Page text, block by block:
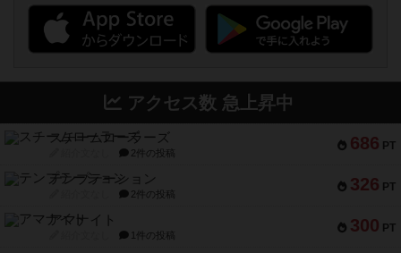
アクセス数 急上昇中
686 PT
スチームローラーズ
2件の投稿
326 PT
テンプテーション
2件の投稿
300 PT
アマナイト
1件の投稿